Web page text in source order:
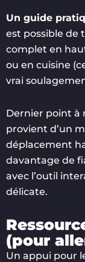
Un guide
est possible de
complet en
ou en cuisine
vrai
Dernier point à
provient d’un
déplacement
davantage de
avec l’outil
délicate.
(pour
Un appui pour